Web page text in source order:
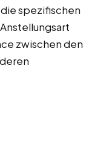
die spezifischen
zwischen den